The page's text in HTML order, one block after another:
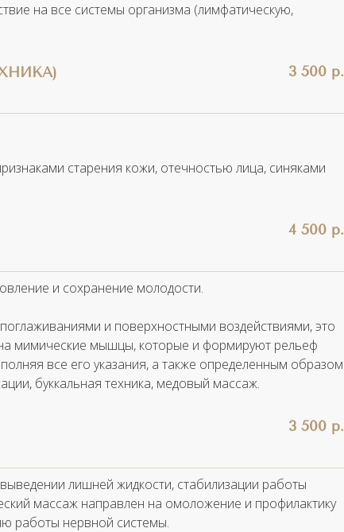
на все системы организма (лимфатическую,
3 500 р.
старения кожи, отечностью лица, синяками
4 500 р.
и сохранение молодости.
и поверхностными воздействиями, это
на мимические мышцы, которые и формируют рельеф
все его указания, а также определенным образом
буккальная техника, медовый массаж.
3 500 р.
лишней жидкости, стабилизации работы
массаж направлен на омоложение и профилактику
работы нервной системы.